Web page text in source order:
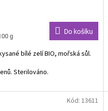
g
Do košíku
bílé zelí BIO, mořská sůl.
Sterilováno.
Kód: 13611